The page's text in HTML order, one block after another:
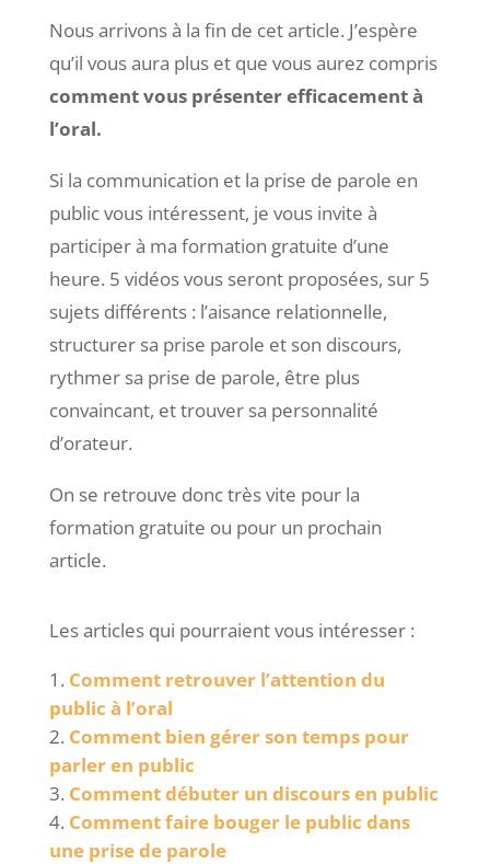
Nous arrivons à la fin de cet article. J’espère
qu’il vous aura plus et que vous aurez compris
comment vous présenter efficacement à
l’oral.
Si la communication et la prise de parole en
public vous intéressent, je vous invite à
participer à ma formation gratuite d’une
heure. 5 vidéos vous seront proposées, sur 5
sujets différents : l’aisance relationnelle,
structurer sa prise parole et son discours,
rythmer sa prise de parole, être plus
convaincant, et trouver sa personnalité
d’orateur.
On se retrouve donc très vite pour la
formation gratuite ou pour un prochain
article.
Les articles qui pourraient vous intéresser :
Comment retrouver l’attention du
public à l’oral
Comment bien gérer son temps pour
parler en public
Comment débuter un discours en public
Comment faire bouger le public dans
une prise de parole